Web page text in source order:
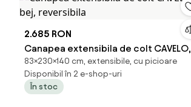
2.685 RON
Canapea extensibila de colt CAVELO,
bej, reversibila
83×230×140 cm, extensibile, cu picioare
Disponibil în 2 e-shop-uri
În stoc